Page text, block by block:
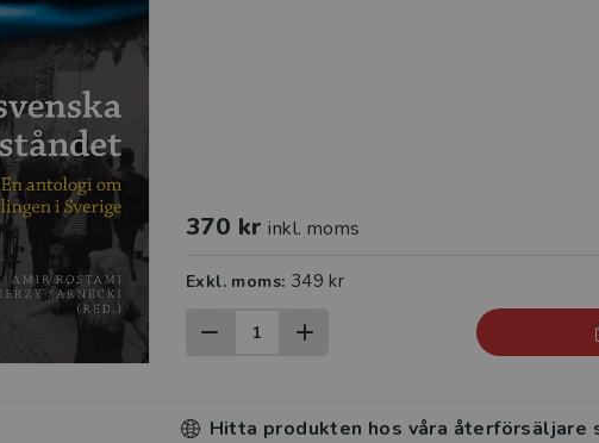
370 kr inkl. moms
Exkl. moms: 349 kr
Hitta produkten hos våra återförsäljare